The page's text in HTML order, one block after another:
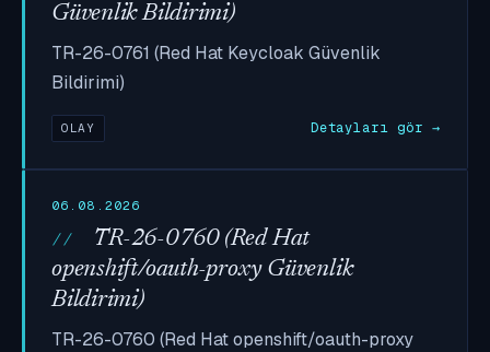
Güvenlik Bildirimi)
TR-26-0761 (Red Hat Keycloak Güvenlik
Bildirimi)
OLAY Detayları gör →
06.08.2026
TR-26-0760 (Red Hat
openshift/oauth-proxy Güvenlik
Bildirimi)
TR-26-0760 (Red Hat openshift/oauth-proxy